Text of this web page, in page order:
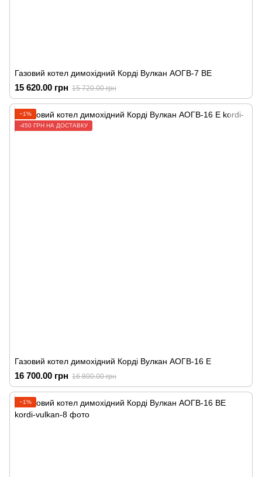
Газовий котел димохідний Корді Вулкан АОГВ-7 ВЕ
15 620.00 грн 15 720.00 грн
−1%
-450 ГРН НА ДОСТАВКУ
Газовий котел димохідний Корді Вулкан АОГВ-16 Е
16 700.00 грн 16 800.00 грн
−1%